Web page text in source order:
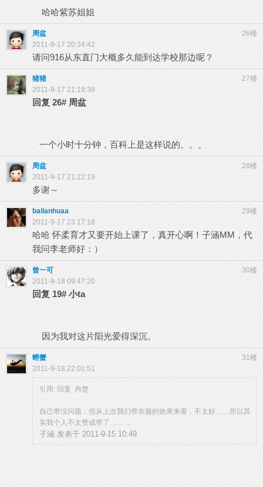
哈哈紫苏姐姐
26楼
周盆
2011-9-17 20:34:42
请问916从东直门大概多久能到达学校那边呢？
27楼
猪猪
2011-9-17 21:19:38
回复 26# 周盆
一个小时十分钟，百科上是这样说的。。。
28楼
周盆
2011-9-17 21:22:19
多谢～
29楼
bailanhuaa
2011-9-17 23:17:18
哈哈 怀柔育才又要开始上课了，真开心啊！子涵MM，代
我问李老师好：）
30楼
曾一可
2011-9-18 09:47:20
回复 19# 小ta
因为我对这片阳光爱得深沉。
31楼
螃蟹
2011-9-18 22:01:51
引用: 回复 冉楚
自己带没问题，但从上次我们带衣服的效果来看，不太好……所以其
实我个人不太赞成带了…… ...
子涵 发表于 2011-9-15 10:49